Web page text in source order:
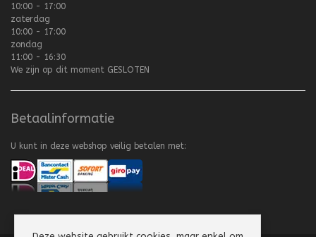
10:00 - 17:00
zaterdag
10:00 - 17:00
zondag
11:00 - 16:30
We zijn op dit moment GESLOTEN
Betaalinformatie
U kunt in deze webshop veilig betalen met: